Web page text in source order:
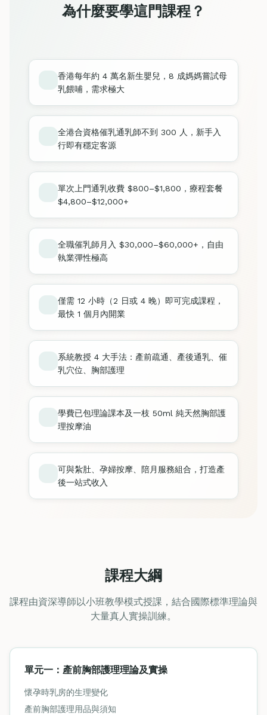
為什麼要學這門課程？
香港每年約 4 萬名新生嬰兒，8 成媽媽嘗試母
乳餵哺，需求極大
全港合資格催乳通乳師不到 300 人，新手入
行即有穩定客源
單次上門通乳收費 $800–$1,800，療程套餐
$4,800–$12,000+
全職催乳師月入 $30,000–$60,000+，自由
執業彈性極高
僅需 12 小時（2 日或 4 晚）即可完成課程，
最快 1 個月內開業
系統教授 4 大手法：產前疏通、產後通乳、催
乳穴位、胸部護理
學費已包理論課本及一枝 50ml 純天然胸部護
理按摩油
可與紮肚、孕婦按摩、陪月服務組合，打造產
後一站式收入
課程大綱
課程由資深導師以小班教學模式授課，結合國際標準理論與
大量真人實操訓練。
單元一：產前胸部護理理論及實操
懷孕時乳房的生理變化
產前胸部護理用品與須知